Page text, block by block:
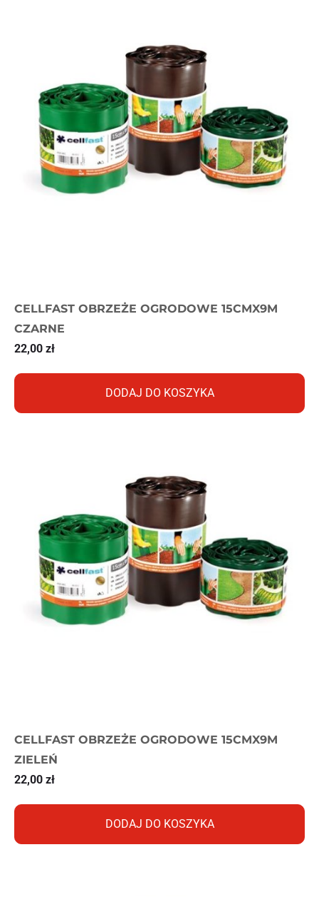
CELLFAST OBRZEŻE OGRODOWE 15CMX9M
CZARNE
22,00 zł
DODAJ DO KOSZYKA
CELLFAST OBRZEŻE OGRODOWE 15CMX9M
ZIELEŃ
22,00 zł
DODAJ DO KOSZYKA